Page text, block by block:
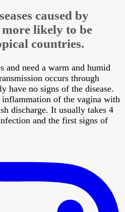
caused by
likely to be
countries.
and need a warm and humid
occurs through
have no signs of the disease.
of the vagina with
discharge. It usually takes 4
and the first signs of